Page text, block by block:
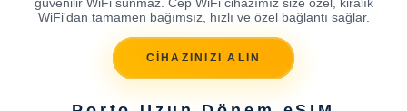
WiFi'dan tamamen bağımsız, hızlı ve özel bağlantı sağlar.
CİHAZINIZI ALIN